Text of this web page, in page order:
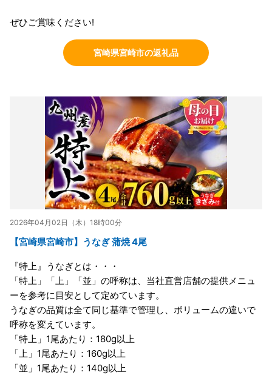
ぜひご賞味ください!
宮崎県宮崎市の返礼品
2026年04月02日（木）18時00分
【宮崎県宮崎市】うなぎ 蒲焼 4尾
『特上』うなぎとは・・・
「特上」「上」「並」の呼称は、当社直営店舗の提供メニュ
ーを参考に目安として定めています。
うなぎの品質は全て同じ基準で管理し、ボリュームの違いで
呼称を変えています。
「特上」1尾あたり：180g以上
「上」1尾あたり：160g以上
「並」1尾あたり：140g以上